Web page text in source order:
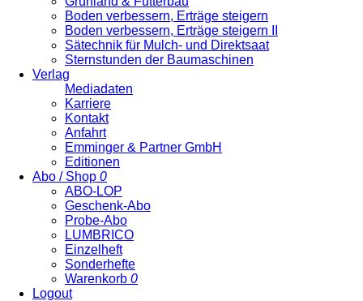
Boden verbessern, Erträge steigern
Boden verbessern, Erträge steigern II
Sätechnik für Mulch- und Direktsaat
Sternstunden der Baumaschinen
Verlag
Mediadaten
Karriere
Kontakt
Anfahrt
Emminger & Partner GmbH
Editionen
Abo / Shop 0
ABO-LOP
Geschenk-Abo
Probe-Abo
LUMBRICO
Einzelheft
Sonderhefte
Warenkorb 0
Logout